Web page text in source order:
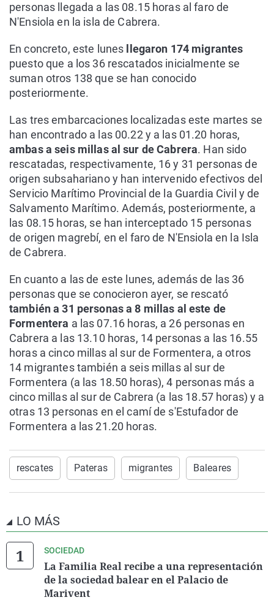
personas llegada a las 08.15 horas al faro de
N'Ensiola en la isla de Cabrera.
En concreto, este lunes
llegaron 174 migrantes
puesto que a los 36 rescatados inicialmente se
suman otros 138 que se han conocido
posteriormente.
Las tres embarcaciones localizadas este martes se
han encontrado a las 00.22 y a las 01.20 horas,
ambas a seis millas al sur de Cabrera. Han sido
rescatadas, respectivamente, 16 y 31 personas de
origen subsahariano y han intervenido efectivos del
Servicio Marítimo Provincial de la Guardia Civil y de
Salvamento Marítimo. Además, posteriormente, a
las 08.15 horas, se han interceptado 15 personas
de origen magrebí, en el faro de N'Ensiola en la Isla
de Cabrera.
En cuanto a las de este lunes, además de las 36
personas que se conocieron ayer, se rescató
también a 31 personas a 8 millas al este de
Formentera a las 07.16 horas, a 26 personas en
Cabrera a las 13.10 horas, 14 personas a las 16.55
horas a cinco millas al sur de Formentera, a otros
14 migrantes también a seis millas al sur de
Formentera (a las 18.50 horas), 4 personas más a
cinco millas al sur de Cabrera (a las 18.57 horas) y a
otras 13 personas en el camí de s'Estufador de
Formentera a las 21.20 horas.
rescates Pateras migrantes Baleares
LO MÁS
SOCIEDAD
La Familia Real recibe a una representación
de la sociedad balear en el Palacio de
Marivent